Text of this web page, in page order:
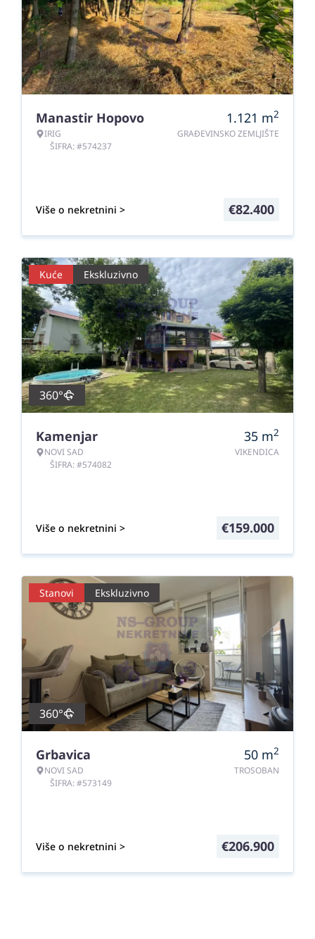
Manastir Hopovo
IRIG
ŠIFRA: #574237
1.121 m2
GRAĐEVINSKO ZEMLJIŠTE
Više o nekretnini > €82.400
Kuće Ekskluzivno
360°
Kamenjar
NOVI SAD
ŠIFRA: #574082
35 m2
VIKENDICA
Više o nekretnini > €159.000
Stanovi Ekskluzivno
360°
Grbavica
NOVI SAD
ŠIFRA: #573149
50 m2
TROSOBAN
Više o nekretnini > €206.900